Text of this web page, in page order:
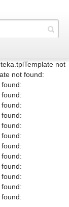
not
not found: